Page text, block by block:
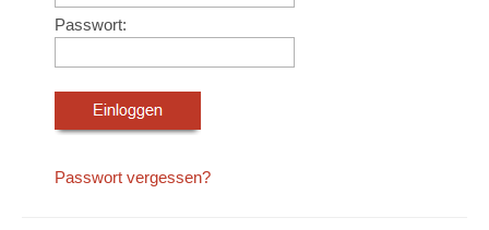
Passwort:
Passwort vergessen?